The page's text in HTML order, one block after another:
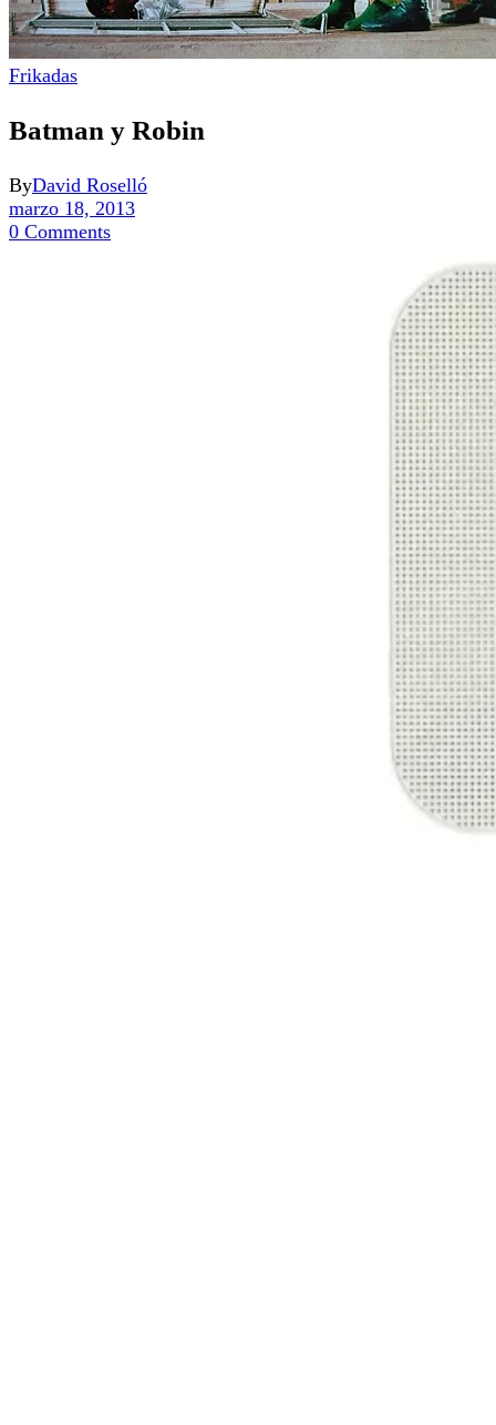
Frikadas
Batman y Robin
ByDavid Roselló
marzo 18, 2013
0 Comments